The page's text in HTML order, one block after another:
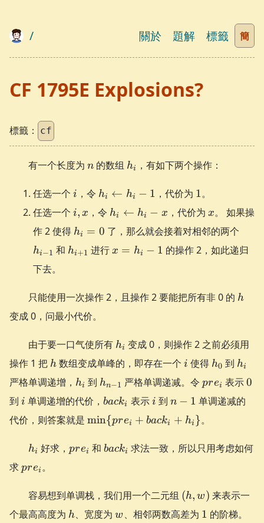
/ 關於 題解 標籤 簡
CF 1795E Explosions?
標籤： cf
有一个长度为 n
n 的数组 h_i
hi ，有如下两个操作：
任选一个 i
i ，令 h_i
h_i -
1
hi ← hi − 1 ，代价为 1
1。
任选一个 i,
i, x ，令 h_i
h_i -
x
hi ← hi − x ，代价为 x
x。 如果操
作 2 使得 h_i
0
hi = 0 了，那么就会接着对相邻的两个
hi−1 和 h_{i+1}
hi+1 进行 x
x = hi − 1 的操作 2，如此递归
下去。
只能使用一次操作 2，且操作 2 要能把所有非 0 的 h
h
变成 0，问最小代价。
由于要一口气使所有 h_i
hi 变成 0，则操作 2 之前必须用
操作 1 把 h
h 数组变成单峰的，即存在一个 i
i 使得 h_0
h0 到 h_i
hi
严格单调递增， h_i
hi 到 h_{n-
hn−1 严格单调递减。令 pre_i
prei 表示0
0
到 i
i 单调递增的代价， back_i
backi 表示i
i 到 n-
n − 1 单调递减的
代价，则答案就是 \min\
{pre_i
+
back_i
min{prei + backi + hi }。
h_i
hi 好求， pre_i
prei 和 back_i
backi 求法一致，所以只用考虑如何
求pre_i
prei 。
容易想到单调栈，我们用一个二元组 (h,
w)
(h, w) 来表示一
个最高高度为 h
h、宽度为 w
w 、相邻两数高差为 1
1 的阶梯。